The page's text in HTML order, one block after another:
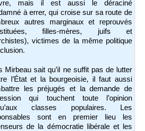
mais il est aussi le déraciné
à errer, qui croise sur sa route de
autres marginaux et reprouvés
filles-mères, juifs et
victimes de la même politique
Mirbeau sait qu’il ne suffit pas de lutter
l’État et la bourgeoisie, il faut aussi
les préjugés et la demande de
qui touchent toute l’opinion
classes populaires. Les
sont en premier lieu les
de la démocratie libérale et les